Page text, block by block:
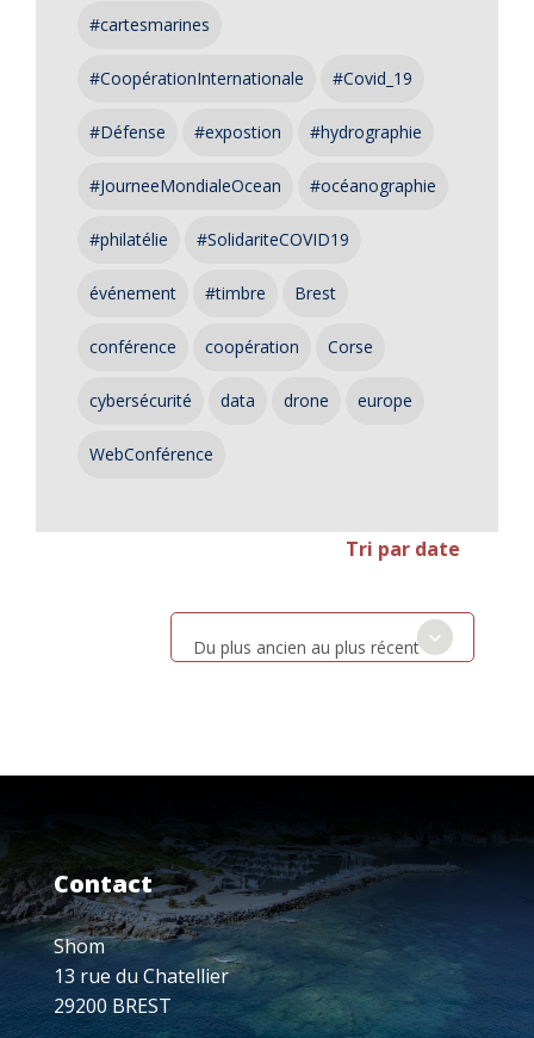
#cartesmarines
#CoopérationInternationale #Covid_19
#Défense #expostion #hydrographie
#JourneeMondialeOcean #océanographie
#philatélie #SolidariteCOVID19
événement #timbre Brest
conférence coopération Corse
cybersécurité data drone europe
WebConférence
Tri par date
Du plus ancien au plus récent
Contact
Shom
13 rue du Chatellier
29200 BREST